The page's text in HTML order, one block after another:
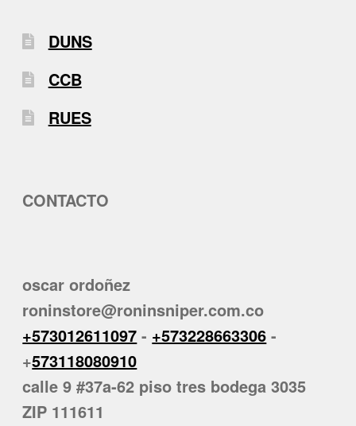
DUNS
CCB
RUES
CONTACTO
oscar ordoñez
roninstore@roninsniper.com.co
+573012611097 - +573228663306 -
+573118080910
calle 9 #37a-62 piso tres bodega 3035
ZIP 111611